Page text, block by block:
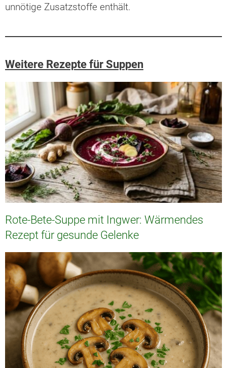
unnötige Zusatzstoffe enthält.
Weitere Rezepte für Suppen
Rote-Bete-Suppe mit Ingwer: Wärmendes
Rezept für gesunde Gelenke